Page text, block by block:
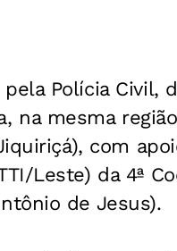
Polícia Civil,
na mesma
com
Leste) da 4ª
de Jesus).